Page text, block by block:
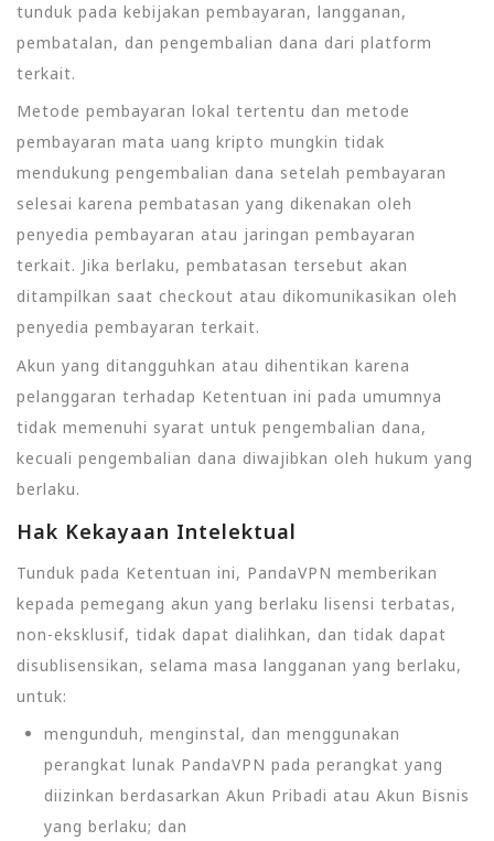
tunduk pada kebijakan pembayaran, langganan,
pembatalan, dan pengembalian dana dari platform
terkait.
Metode pembayaran lokal tertentu dan metode
pembayaran mata uang kripto mungkin tidak
mendukung pengembalian dana setelah pembayaran
selesai karena pembatasan yang dikenakan oleh
penyedia pembayaran atau jaringan pembayaran
terkait. Jika berlaku, pembatasan tersebut akan
ditampilkan saat checkout atau dikomunikasikan oleh
penyedia pembayaran terkait.
Akun yang ditangguhkan atau dihentikan karena
pelanggaran terhadap Ketentuan ini pada umumnya
tidak memenuhi syarat untuk pengembalian dana,
kecuali pengembalian dana diwajibkan oleh hukum yang
berlaku.
Hak Kekayaan Intelektual
Tunduk pada Ketentuan ini, PandaVPN memberikan
kepada pemegang akun yang berlaku lisensi terbatas,
non-eksklusif, tidak dapat dialihkan, dan tidak dapat
disublisensikan, selama masa langganan yang berlaku,
untuk:
mengunduh, menginstal, dan menggunakan
perangkat lunak PandaVPN pada perangkat yang
diizinkan berdasarkan Akun Pribadi atau Akun Bisnis
yang berlaku; dan